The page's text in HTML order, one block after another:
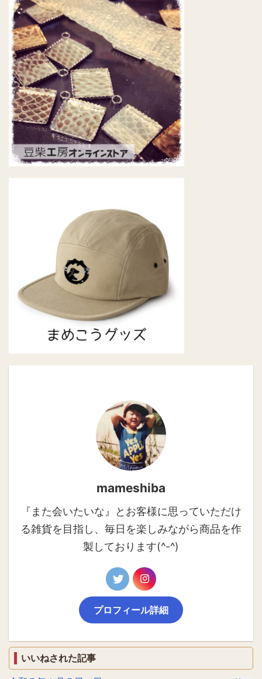
mameshiba
『また会いたいな』とお客様に思っていただけ
る雑貨を目指し、毎日を楽しみながら商品を作
製しております(^-^)
プロフィール詳細
いいねされた記事